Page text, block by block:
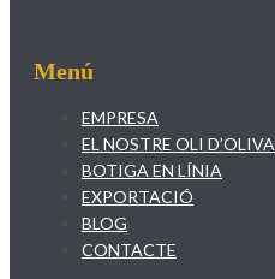
Menú
EMPRESA
EL NOSTRE OLI D’OLIVA
BOTIGA EN LÍNIA
EXPORTACIÓ
BLOG
CONTACTE